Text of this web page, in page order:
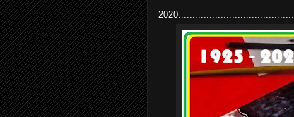
2020.........................................